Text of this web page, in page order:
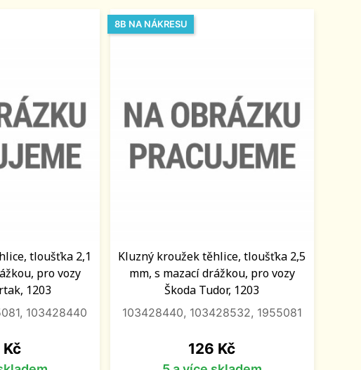
tloušťka 2,1
pro vozy
1203
103428440
Kč
Kluzný kroužek těhlice, tloušťka 2,5
mm, s mazací drážkou, pro vozy
Škoda Tudor, 1203
103428440, 103428532, 1955081
Cena
126 Kč
8B NA NÁKRESU